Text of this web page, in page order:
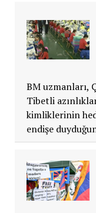
BM uzmanları,
Tibetli
kimliklerinin
endişe